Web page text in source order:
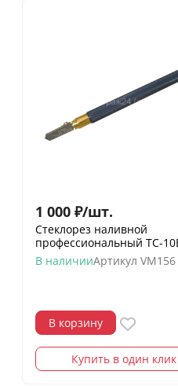
1 000 ₽/шт.
Стеклорез наливной
профессиональный TC-
В наличииАртикул VM156
В корзину
Купить в один клик